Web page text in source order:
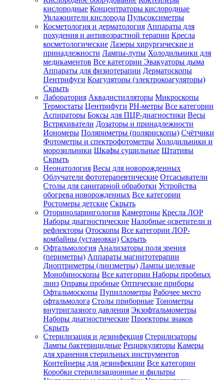
Зарегистрироваться
Зачем
регистрироваться?
Все
покупки
одном
месте
Личный
менеджер
Отслеживание
статуса
заказа
кислородные Концентраторы кислородные
Увлажнители кислорода Пульсоксиметры
Косметология и дерматология Аппараты для
похудения и антивозрастной терапии Кресла
косметологические Лазеры хирургические и
принадлежности Лампы-лупы Холодильники для
медикаментов Все категории Эвакуаторы дыма
Аппараты для физиотерапии Дерматоскопы
Центрифуги Коагуляторы (электрокоагуляторы)
Скрыть
Лаборатория Аквадистилляторы Микроскопы
Термостаты Центрифуги PH-метры Все категории
Аспираторы Боксы для ПЦР-диагностики Весы
Встряхиватели Дозаторы и принадлежности
Иономеры Поляриметры (полярископы) Счётчики
Фотометры и спектрофотометры Холодильники и
морозильники Шкафы сушильные Штативы
Скрыть
Неонатология Весы для новорожденных
Облучатели фототерапевтические Отсасыватели
Столы для санитарной обработки Устройства
обогрева новорожденных Все категории
Ростомеры детские Скрыть
Оториноларингология Камертоны Кресла ЛОР
Наборы диагностические Налобные осветители и
рефлекторы Отоскопы Все категории ЛОР-
комбайны (установки) Скрыть
Офтальмология Анализаторы поля зрения
(периметры) Аппараты магнитотерапии
Диоптриметры (линзметры) Лампы щелевые
Монобиноскопы Все категории Наборы пробных
линз Оправы пробные Оптические приборы
Офтальмоскопы Пупиллометры Рабочее место
офтальмолога Столы приборные Тонометры
внутриглазного давления Экзофтальмометры
Наборы диагностические Проекторы знаков
Скрыть
Стерилизация и дезинфекция Стерилизаторы
Лампы бактерицидные Рециркуляторы Камеры
для хранения стерильных инструментов
Контейнеры для дезинфекции Все категории
Коробки стерилизационные и фильтры